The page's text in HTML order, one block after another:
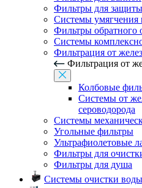
Фильтры для
Системы умягчения
Фильтры обратного
Системы
Фильтрация от
Фильтрация от
Колбовые
Системы от
сероводорода
Системы
Угольные фильтры
Ультрафиолетовые
Фильтры для
Фильтры для душа
Системы очистки